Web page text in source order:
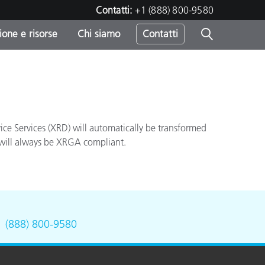
Contatti: +1 (888) 800-9580
e risorse Chi siamo Contatti
Services (XRD) will automatically be transformed
always be XRGA compliant.
(888) 800-9580